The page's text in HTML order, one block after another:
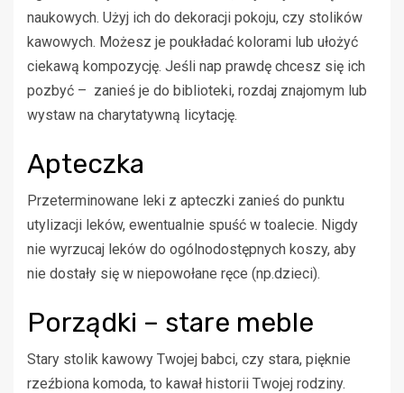
naukowych. Użyj ich do dekoracji pokoju, czy stolików
kawowych. Możesz je poukładać kolorami lub ułożyć
ciekawą kompozycję. Jeśli nap prawdę chcesz się ich
pozbyć – zanieś je do biblioteki, rozdaj znajomym lub
wystaw na charytatywną licytację.
Apteczka
Przeterminowane leki z apteczki zanieś do punktu
utylizacji leków, ewentualnie spuść w toalecie. Nigdy
nie wyrzucaj leków do ogólnodostępnych koszy, aby
nie dostały się w niepowołane ręce (np.dzieci).
Porządki – stare meble
Stary stolik kawowy Twojej babci, czy stara, pięknie
rzeźbiona komoda, to kawał historii Twojej rodziny.